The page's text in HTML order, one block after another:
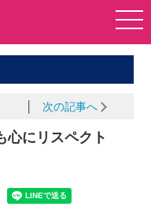
次の記事へ
心にリスペクト